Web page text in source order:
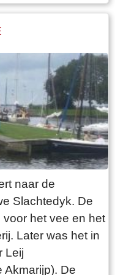
deelden de
zowel voor
zelf, vooral als
ingang aan de
ingemetseld
steen deser
Frans Julius
van de
De
ramen,
18e eeuwse
ramen in goede
vermoedelijk
van
naar de
Slachtedyk. De
het vee en het
Later was het in
Leij
Akmarijp). De